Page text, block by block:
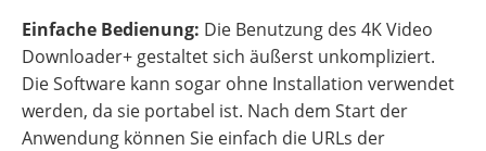
Einfache Bedienung: Die Benutzung des 4K Video
Downloader+ gestaltet sich äußerst unkompliziert.
Die Software kann sogar ohne Installation verwendet
werden, da sie portabel ist. Nach dem Start der
Anwendung können Sie einfach die URLs der